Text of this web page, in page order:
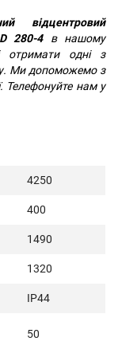
відцентровий
280-4в нашому
одні з
Ми допоможемо з
Телефонуйте нам у
4250
400
1490
1320
IP44
50